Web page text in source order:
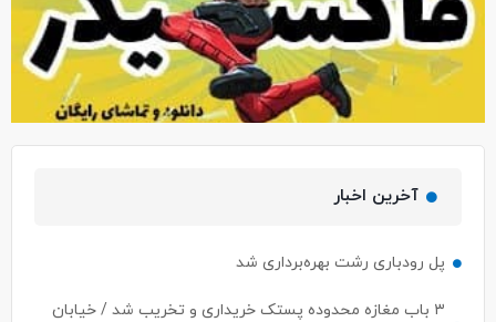
آخرین اخبار
پل رودباری رشت بهره‌برداری شد
۳ باب مغازه محدوده پستک خریداری و تخریب شد / خیابان